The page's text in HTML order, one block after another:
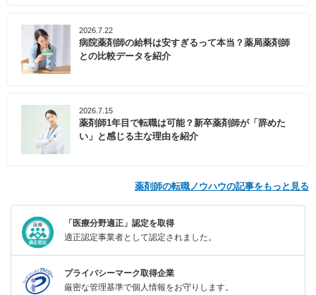
2026.7.22
病院薬剤師の給料は安すぎるって本当？薬局薬剤師
との比較データを紹介
2026.7.15
薬剤師1年目で転職は可能？新卒薬剤師が「辞めた
い」と感じる主な理由を紹介
薬剤師の転職ノウハウの記事をもっと見る
「医療分野適正」認定を取得
適正認定事業者として認定されました。
プライバシーマーク取得企業
厳密な管理基準で個人情報をお守りします。